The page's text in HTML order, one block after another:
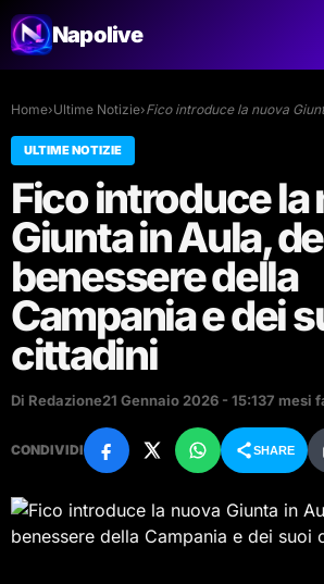
Napolive
Home›Ultime Notizie›Fico introduce la nuova
ULTIME NOTIZIE
Fico introduce la
Giunta in Aula,
benessere della
Campania e dei
cittadini
Di Redazione21 Gennaio 2026 - 15:137 mesi
CONDIVIDI SHARE